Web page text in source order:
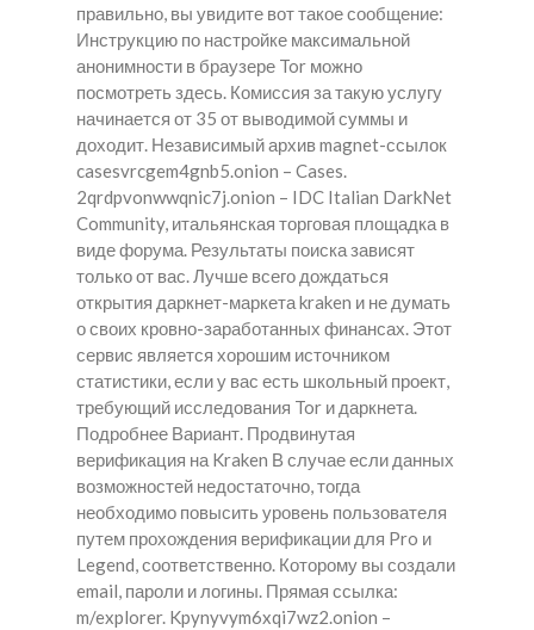
правильно, вы увидите вот такое сообщение:
Инструкцию по настройке максимальной
анонимности в браузере Tor можно
посмотреть здесь. Комиссия за такую услугу
начинается от 35 от выводимой суммы и
доходит. Независимый архив magnet-ссылок
casesvrcgem4gnb5.onion – Cases.
2qrdpvonwwqnic7j.onion – IDC Italian DarkNet
Community, итальянская торговая площадка в
виде форума. Результаты поиска зависят
только от вас. Лучше всего дождаться
открытия даркнет-маркета kraken и не думать
о своих кровно-заработанных финансах. Этот
сервис является хорошим источником
статистики, если у вас есть школьный проект,
требующий исследования Tor и даркнета.
Подробнее Вариант. Продвинутая
верификация на Kraken В случае если данных
возможностей недостаточно, тогда
необходимо повысить уровень пользователя
путем прохождения верификации для Pro и
Legend, соответственно. Которому вы создали
email, пароли и логины. Прямая ссылка:
m/explorer. Kpynyvym6xqi7wz2.onion –